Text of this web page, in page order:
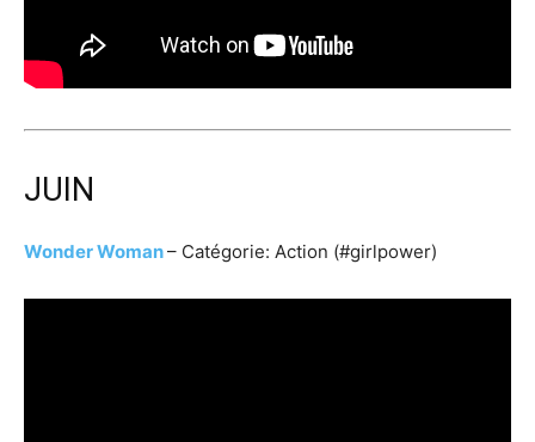
JUIN
Wonder Woman– Catégorie: Action (#girlpower)